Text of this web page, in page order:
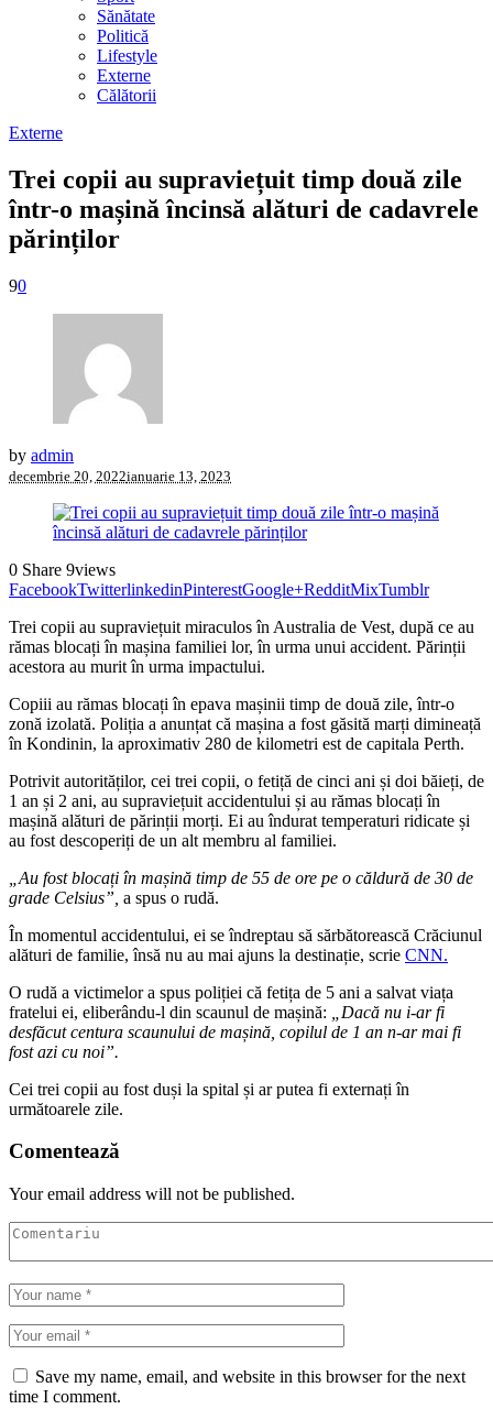
Sănătate
Politică
Lifestyle
Externe
Călătorii
Externe
Trei copii au supraviețuit timp două zile
într-o mașină încinsă alături de cadavrele
părinților
90
by admin
decembrie 20, 2022ianuarie 13, 2023
0 Share 9views
FacebookTwitterlinkedinPinterestGoogle+RedditMixTumblr
Trei copii au supraviețuit miraculos în Australia de Vest, după ce au
rămas blocați în mașina familiei lor, în urma unui accident. Părinții
acestora au murit în urma impactului.
Copiii au rămas blocați în epava mașinii timp de două zile, într-o
zonă izolată. Poliția a anunțat că mașina a fost găsită marți dimineață
în Kondinin, la aproximativ 280 de kilometri est de capitala Perth.
Potrivit autorităților, cei trei copii, o fetiță de cinci ani și doi băieți, de
1 an și 2 ani, au supraviețuit accidentului și au rămas blocați în
mașină alături de părinții morți. Ei au îndurat temperaturi ridicate și
au fost descoperiți de un alt membru al familiei.
„Au fost blocați în mașină timp de 55 de ore pe o căldură de 30 de
grade Celsius”, a spus o rudă.
În momentul accidentului, ei se îndreptau să sărbătorească Crăciunul
alături de familie, însă nu au mai ajuns la destinație, scrie CNN.
O rudă a victimelor a spus poliției că fetița de 5 ani a salvat viața
fratelui ei, eliberându-l din scaunul de mașină:
„Dacă nu i-ar fi
desfăcut centura scaunului de mașină, copilul de 1 an n-ar mai fi
fost azi cu noi”.
Cei trei copii au fost duși la spital și ar putea fi externați în
următoarele zile.
Comentează
Your email address will not be published.
Save my name, email, and website in this browser for the next
time I comment.